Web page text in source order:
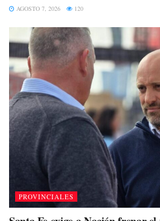
AGOSTO 7, 2026 120
PROVINCIALES